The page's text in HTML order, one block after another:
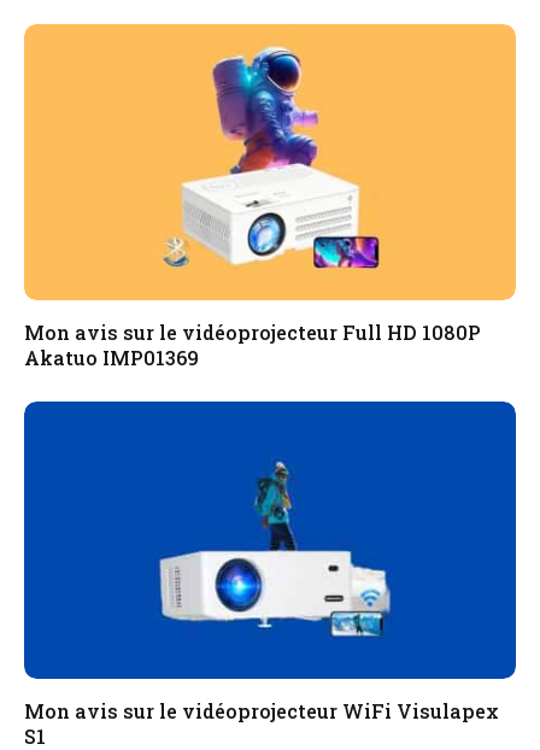
Mon avis sur le vidéoprojecteur Full HD 1080P
Akatuo ‎IMP01369
Mon avis sur le vidéoprojecteur WiFi Visulapex
S1